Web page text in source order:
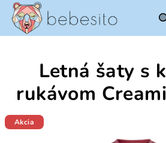
Prejsť
obsah
Letná šaty s
rukávom
Akcia